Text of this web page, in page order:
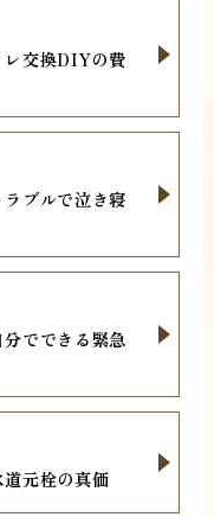
レ交換DIYの費
ブルで泣き寝
でできる緊急
元栓の真価